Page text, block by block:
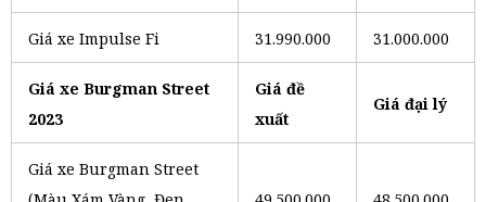
Giá xe Impulse Fi 31.990.000 31.000.000
Giá xe Burgman Street
2023
Giá đề
xuất
Giá đại lý
Giá xe Burgman Street